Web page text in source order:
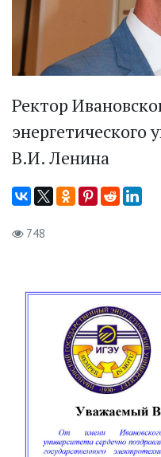
Ректор
энергетического
В.И. Ленина
748